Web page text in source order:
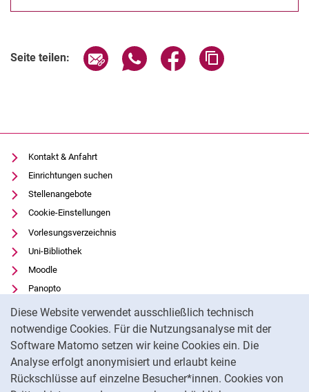
Diese Website verwendet ausschließlich technisch
notwendige Cookies. Für die Nutzungsanalyse mit der
Software Matomo setzen wir keine Cookies ein. Die
Analyse erfolgt anonymisiert und erlaubt keine
Rückschlüsse auf einzelne Besucher*innen. Cookies von
Seite teilen: Seite über E-Mail teilen
Seite über WhatsApp teilen
Seite über Facebook
Kontakt & Anfahrt
Einrichtungen suchen
Stellenangebote
Cookie-Einstellungen
Vorlesungsverzeichnis
Uni-Bibliothek
Moodle
Panopto
Datenschutz
Barrierefreiheit
Transparenter KI-Einsatz
Impressum